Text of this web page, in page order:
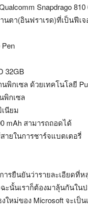
Snapdrago 810
นตา(อินฟราเรด)ที่เป็นฟีเ
32GB
พิกเซล ด้วยเทคโนโลยี
พิกเซล
นียม
mAh สามารถถอดได้
ายในการชาร์จแบตเตอรี่
ารยืนยันว่ารายละเอียดที่
ะนั้นเราก็ต้องมาลุ้นกันใน
งใหม่ของ Microsoft จะเป็น